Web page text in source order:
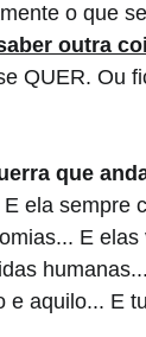
o que
outra
QUER. Ou
que
ela sempre
E
e aquilo... E